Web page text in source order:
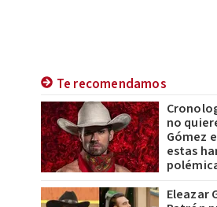
Te recomendamos
no
Gómez
estas
Eleazar